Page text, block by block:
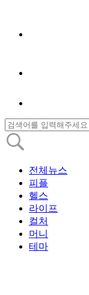
전체뉴스
피플
헬스
라이프
컬처
머니
테마